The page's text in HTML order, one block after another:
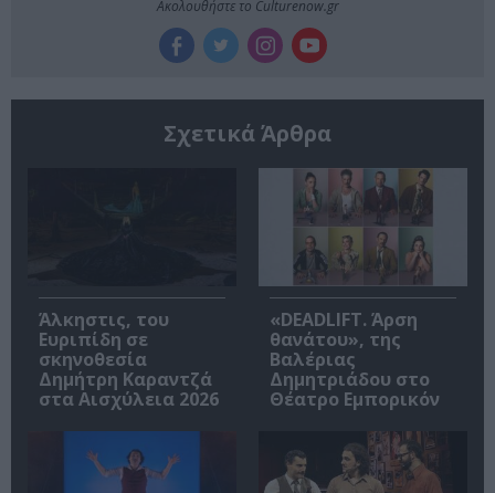
Ακολουθήστε το Culturenow.gr
Σχετικά Άρθρα
Άλκηστις, του
Ευριπίδη σε
σκηνοθεσία
Δημήτρη Καραντζά
στα Αισχύλεια 2026
«DEADLIFT. Άρση
θανάτου», της
Βαλέριας
Δημητριάδου στο
Θέατρο Εμπορικόν